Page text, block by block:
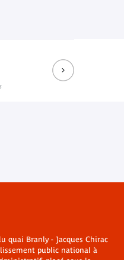
quai Branly - Jacques Chirac
public national à